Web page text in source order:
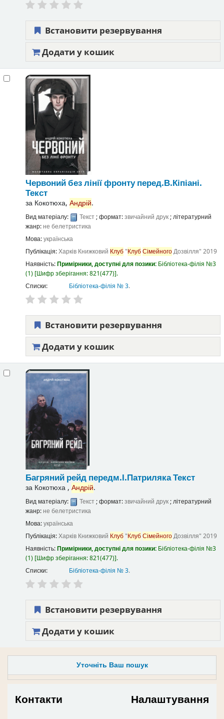
Уточніть Ваш пошук
Встановити резервування
Додати у кошик
Червоний без лінії фронтуперед.В.Кіпіані.
Текст
за Кокотюха, Андрій.
Вид матеріалу: Текст; формат:звичайний друк; літературний
жанр:не белетристика
Мова:українська
Публікація:Харків Книжковий Клуб"КлубСімейногоДозвілля" 2019
Наявність:Примірники, доступні для позики: Бібліотека-філія №3
(1) Шифр зберігання:821(477) .
Списки:
Бібліотека-філія № 3.
Встановити резервування
Додати у кошик
Багряний рейд передм.І.ПатрилякаТекст
за Кокотюха , Андрій.
Вид матеріалу: Текст; формат:звичайний друк; літературний
жанр: не белетристика
Мова:українська
Публікація:Харків Книжковий Клуб"КлубСімейногоДозвілля" 2019
Наявність:Примірники, доступні для позики: Бібліотека-філія №3
(1) Шифр зберігання:821(477) .
Списки:
Бібліотека-філія № 3.
Встановити резервування
Додати у кошик
Контакти Налаштування